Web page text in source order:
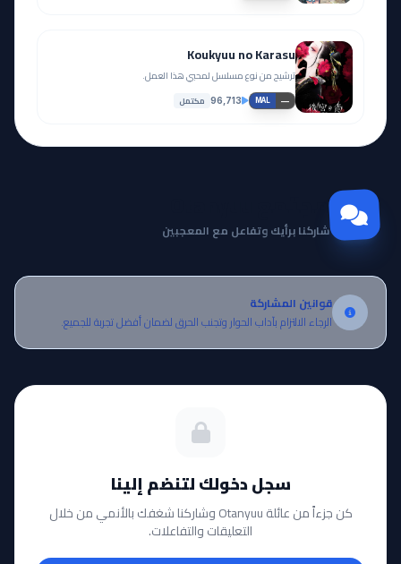
Koukyuu no Karasu
ترشيح من نوع مسلسل لمحبي هذا العمل.
MAL —
96,713 مكتمل
مجتمع Otanyuu
شاركنا برأيك وتفاعل مع المعجبين
قوانين المشاركة
الرجاء الالتزام بآداب الحوار وتجنب الحرق لضمان أفضل تجربة للجميع.
سجل دخولك لتنضم إلينا
كن جزءاً من عائلة Otanyuu وشاركنا شغفك بالأنمي من خلال
التعليقات والتفاعلات.